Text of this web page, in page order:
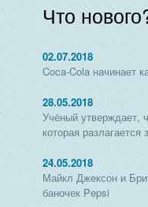
Что
02.07.2018
Coca-Cola начинает
28.05.2018
Учёный утверждает,
которая разлагается
24.05.2018
Майкл Джексон и
баночек Pepsi